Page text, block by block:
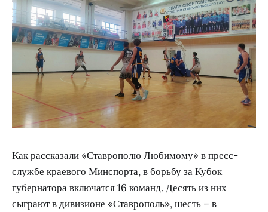
Как рассказали «Ставрополю Любимому» в пресс-
службе краевого Минспорта, в борьбу за Кубок
губернатора включатся 16 команд. Десять из них
сыграют в дивизионе «Ставрополь», шесть – в